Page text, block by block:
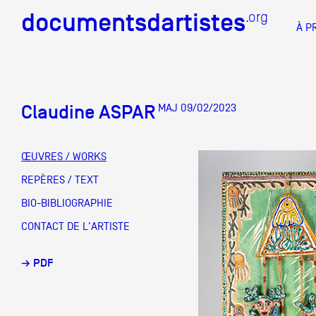
documentsdartistes.org
À
DOCUMENTS D'ARTISTES PACA
DE A
documentsdartistes.org
Équipe
Partenaires
Crédits
Claudine ASPAR MAJ 09/02/2023
ŒUVRES / WORKS
REPÈRES / TEXT
BIO-BIBLIOGRAPHIE
CONTACT DE L'ARTISTE
→ PDF